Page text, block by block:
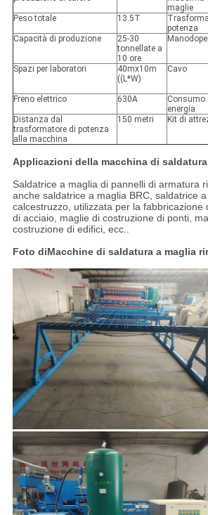
maglie
Peso totale
13.5T
potenza
Capacità di produzione
25-30
tonnellate a
10 ore
Spazi per laboratori
40mx10m
((L*W)
Cavo
Freno elettrico
630A
Consumo
energia
Distanza dal
trasformatore di potenza
alla macchina
150 metri Kit di
Applicazioni della macchina di
Saldatrice a maglia di pannelli di armatura
anche saldatrice a maglia BRC, saldatrice
calcestruzzo, utilizzata per la fabbricazione
di acciaio, maglie di costruzione di ponti,
costruzione di edifici, ecc..
Foto diMacchine di saldatura a maglia